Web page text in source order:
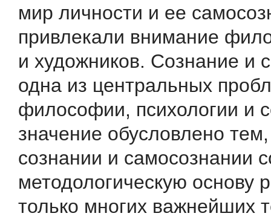
мир личности и ее
привлекали внимание
и художников. Сознание и
одна из центральных
философии, психологии и
значение обусловлено
сознании и самосознании
методологическую основу
только многих важнейших